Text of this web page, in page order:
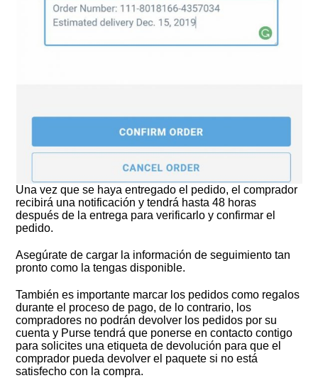
Una vez que se haya entregado el pedido, el comprador
recibirá una notificación y tendrá hasta 48 horas
después de la entrega para verificarlo y confirmar el
pedido.
Asegúrate de cargar la información de seguimiento tan
pronto como la tengas disponible.
También es importante marcar los pedidos como regalos
durante el proceso de pago, de lo contrario, los
compradores no podrán devolver los pedidos por su
cuenta y Purse tendrá que ponerse en contacto contigo
para solicites una etiqueta de devolución para que el
comprador pueda devolver el paquete si no está
satisfecho con la compra.